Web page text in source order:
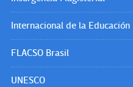
Internacional de la Educación
FLACSO Brasil
UNESCO